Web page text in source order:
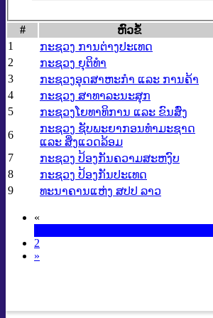
# ​ຫົວ​ຂໍ້
1
ກະຊວງ ການຕ່າງປະເທດ
2
ກະຊວງ ຍຸຕິທຳ
3
ກະຊວງອຸດສາຫະກຳ ແລະ ການຄ້າ
4
ກະຊວງ ສາທາລະນະສຸກ
5
ກະຊວງໂຍທາທິການ ແລະ ຂົນສົ່ງ
6
ກະຊວງ ຊັບພະຍາກອນທຳມະຊາດ
ແລະ ສິ່ງແວດລ້ອມ
7
ກະຊວງ ປ້ອງກັນຄວາມສະຫງົບ
8
ກະຊວງ ປ້ອງກັນປະເທດ
9
ທະນາຄານແຫ່ງ ສປປ ລາວ
«
2
»